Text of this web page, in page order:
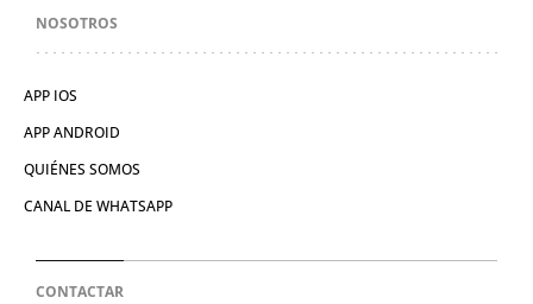
NOSOTROS
APP IOS
APP ANDROID
QUIÉNES SOMOS
CANAL DE WHATSAPP
CONTACTAR